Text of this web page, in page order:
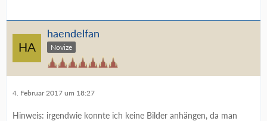
haendelfan
Novize
4. Februar 2017 um 18:27
Hinweis: irgendwie konnte ich keine Bilder anhängen, da man